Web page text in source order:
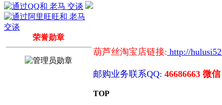
荣誉勋章
葫芦丝淘宝店链接: http://
邮购业务联系QQ: 46686663 微
TOP